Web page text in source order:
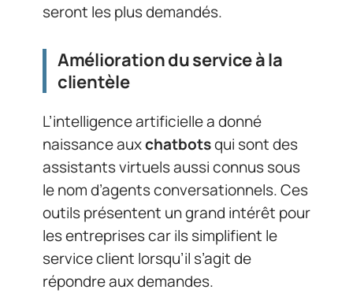
seront les plus demandés.
Amélioration du service à la
clientèle
L’intelligence artificielle a donné
naissance auxchatbotsqui sont des
assistants virtuels aussi connus sous
le nom d’agents conversationnels. Ces
outils présentent un grand intérêt pour
les entreprises car ils simplifient le
service client lorsqu’il s’agit de
répondre aux demandes.